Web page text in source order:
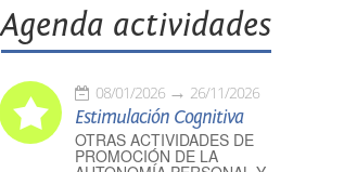
Agenda actividades
08/01/2026 26/11/2026
Estimulación Cognitiva
OTRAS ACTIVIDADES DE
PROMOCIÓN DE LA